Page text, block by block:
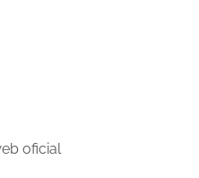
oficial